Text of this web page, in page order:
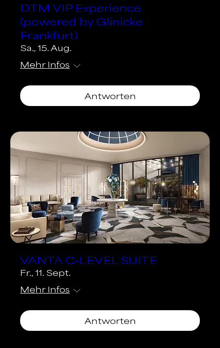
DTM VIP Experience
(powered by Glinicke
Frankfurt)
Sa., 15. Aug.
Mehr Infos
Antworten
VANTA C-LEVEL SUITE
Fr., 11. Sept.
Mehr Infos
Antworten